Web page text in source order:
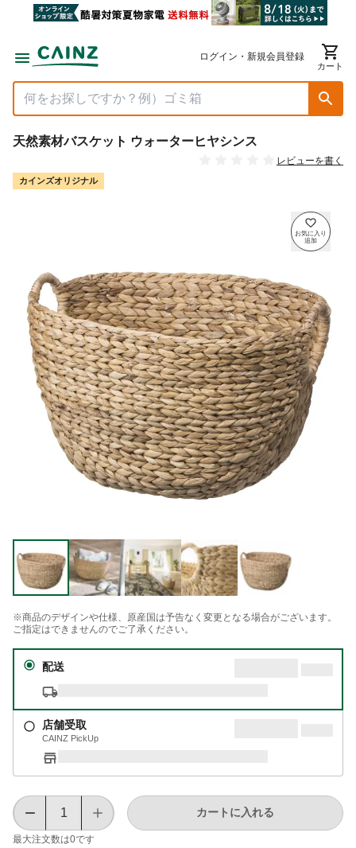
ログイン・新規会員登録
カート
天然素材バスケット ウォーターヒヤシンス
レビューを書く
カインズオリジナル
※商品のデザインや仕様、原産国は予告なく変更となる場合がございます。
ご指定はできませんのでご了承ください。
配送
店舗受取
CAINZ PickUp
最大注文数は0です
カートに入れる